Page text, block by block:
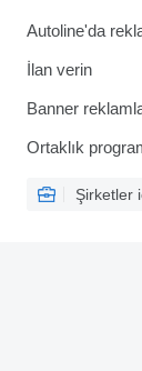
Autoline'da
İlan verin
Banner
Ortaklık
Şirketler